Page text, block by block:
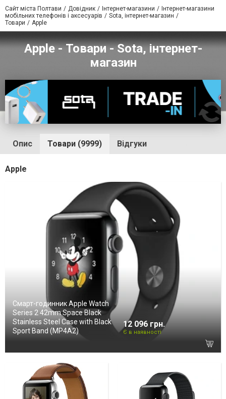
Сайт міста Полтави Довідник Інтернет-магазини
Інтернет-магазини
мобільних телефонів і аксесуарів
Sota, інтернет-магазин
Товари
Apple
Apple - Товари - Sota, інтернет-
магазин
Опис Товари (9999) Відгуки
Apple
Смарт-годинник Apple Watch
Series 2 42mm Space Black
Stainless Steel Case with Black
Sport Band (MP4A2)
12 096 грн.
Є в наявності